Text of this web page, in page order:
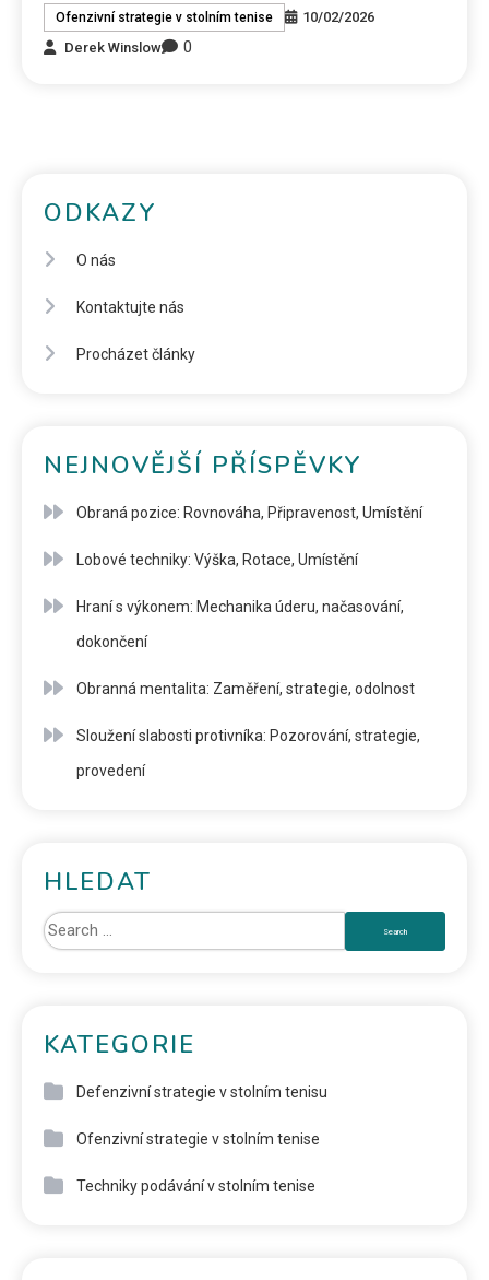
Ofenzivní strategie v stolním tenise
10/02/2026
Derek Winslow
0
ODKAZY
O nás
Kontaktujte nás
Procházet články
NEJNOVĚJŠÍ PŘÍSPĚVKY
Obraná pozice: Rovnováha, Připravenost, Umístění
Lobové techniky: Výška, Rotace, Umístění
Hraní s výkonem: Mechanika úderu, načasování,
dokončení
Obranná mentalita: Zaměření, strategie, odolnost
Sloužení slabosti protivníka: Pozorování, strategie,
provedení
HLEDAT
KATEGORIE
Defenzivní strategie v stolním tenisu
Ofenzivní strategie v stolním tenise
Techniky podávání v stolním tenise